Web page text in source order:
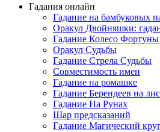
Гадания онлайн
Гадание на бамбуковых
Оракул Двойняшки:
Гадание Колесо Фортуны
Оракул Судьбы
Гадание Стрела Судьбы
Совместимость имен
Гадание на ромашке
Гадание Берендеев на
Гадание На Рунах
Шар предсказаний
Гадание Магический